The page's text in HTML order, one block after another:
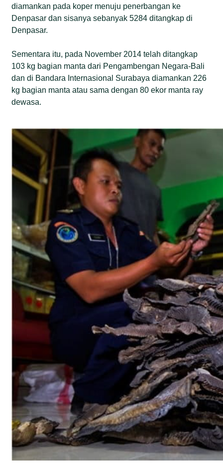
diamankan pada koper menuju penerbangan ke
Denpasar dan sisanya sebanyak 5284 ditangkap di
Denpasar.
Sementara itu, pada November 2014 telah ditangkap
103 kg bagian manta dari Pengambengan Negara-Bali
dan di Bandara Internasional Surabaya diamankan 226
kg bagian manta atau sama dengan 80 ekor manta ray
dewasa.